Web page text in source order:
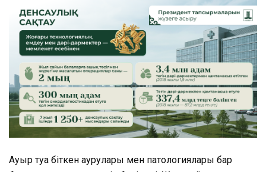
Ауыр туа біткен аурулары мен патологиялары бар